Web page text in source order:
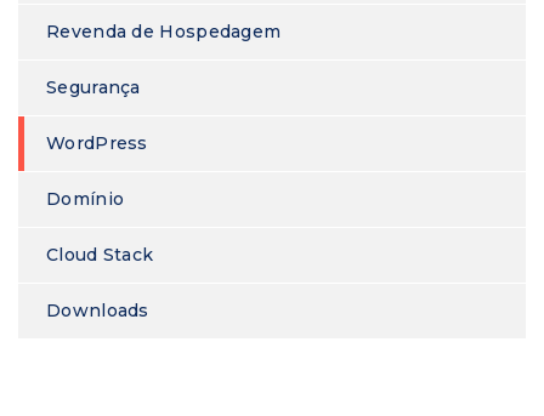
Revenda de Hospedagem
Segurança
WordPress
Domínio
Cloud Stack
Downloads